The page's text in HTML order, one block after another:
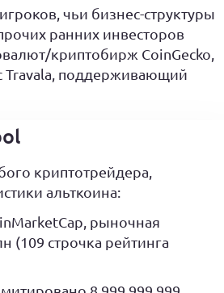
чьи бизнес-структуры
ранних инвесторов
криптобирж CoinGecko,
Travala, поддерживающий
криптотрейдера,
альткоина:
рыночная
(109 строчка рейтинга